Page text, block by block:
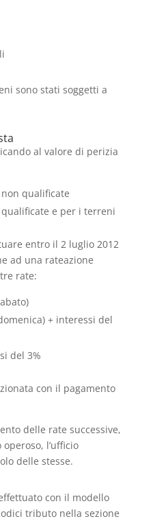
sono stati soggetti a
al valore di perizia
qualificate
e per i terreni
entro il 2 luglio 2012
ad una rateazione
rate:
+ interessi del
del 3%
con il pagamento
delle rate successive,
l’ufficio
delle stesse.
con il modello
tributo nella sezione